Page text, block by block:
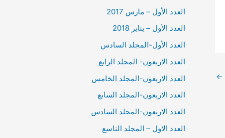
←
العدد الأول – مارس 2017
العدد الأول – يناير 2018
العدد الأول-المجلد السادس
العدد الاربعون- المجلد الرابع
العدد الاربعون-المجلد الخامس
العدد الاربعون-المجلد السابع
العدد الاربعون-المجلد السادس
العدد الاول – المجلد التاسع